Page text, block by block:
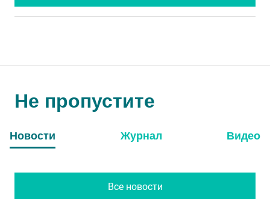
Не пропустите
Новости Журнал Видео
Все новости